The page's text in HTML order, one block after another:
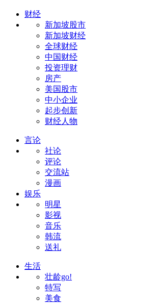
财经
新加坡股市
新加坡财经
全球财经
中国财经
投资理财
房产
美国股市
中小企业
起步创新
财经人物
言论
社论
评论
交流站
漫画
娱乐
明星
影视
音乐
韩流
送礼
生活
壮龄go!
特写
美食